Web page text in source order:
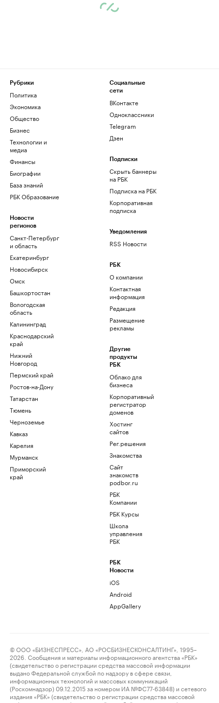
Рубрики
Политика
Экономика
Общество
Бизнес
Технологии и
медиа
Финансы
Биографии
База знаний
РБК Образование
Новости
регионов
Санкт-Петербург
и область
Екатеринбург
Новосибирск
Омск
Башкортостан
Вологодская
область
Калининград
Краснодарский
край
Нижний
Новгород
Пермский край
Ростов-на-Дону
Татарстан
Тюмень
Черноземье
Кавказ
Карелия
Мурманск
Приморский
край
Социальные
сети
ВКонтакте
Одноклассники
Telegram
Дзен
Подписки
Скрыть баннеры
на РБК
Подписка на РБК
Корпоративная
подписка
Уведомления
RSS Новости
РБК
О компании
Контактная
информация
Редакция
Размещение
рекламы
Другие
продукты
РБК
Облако для
бизнеса
Корпоративный
регистратор
доменов
Хостинг
сайтов
Рег.решения
Знакомства
Сайт
знакомств
podbor.ru
РБК
Компании
РБК Курсы
Школа
управления
РБК
РБК
Новости
iOS
Android
AppGallery
© ООО «БИЗНЕСПРЕСС», АО «РОСБИЗНЕСКОНСАЛТИНГ», 1995–
2026. Сообщения и материалы информационного агентства «РБК»
(свидетельство о регистрации средства массовой информации
выдано Федеральной службой по надзору в сфере связи,
информационных технологий и массовых коммуникаций
(Роскомнадзор) 09.12.2015 за номером ИА №ФС77-63848) и сетевого
издания «РБК» (свидетельство о регистрации средства массовой